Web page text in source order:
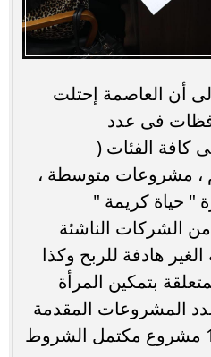
أن العاصمة إحتلت
فى عدد
كافة الفئات (
، مشروعات متوسطة ،
" حياة كريمة "
الشركات الناشئة
هادفة للربح وكذا
بتمكين المرأة
المشروعات المقدمة
1063 مشروع منهم 131 مشروع مكتمل الشروط